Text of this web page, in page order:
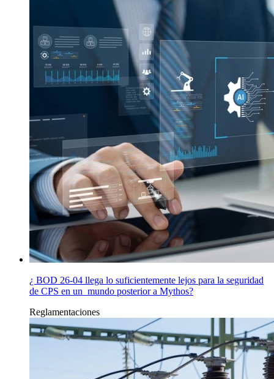
¿ BOD 26-04 llega lo suficientemente lejos para la seguridad
de CPS en un mundo posterior a Mythos?
Reglamentaciones